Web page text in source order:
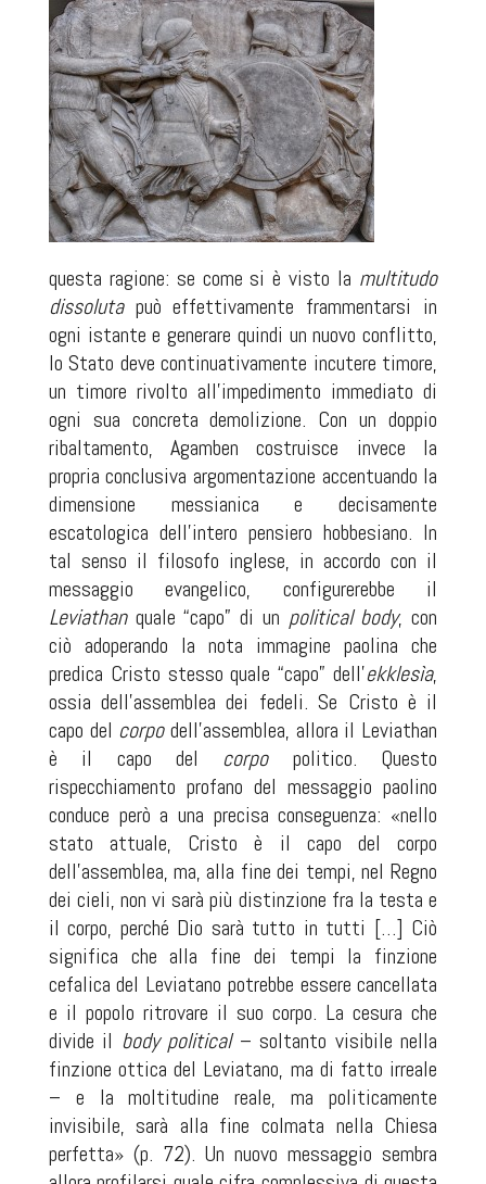
questa ragione: se come si è visto la multitudo
dissolutapuò effettivamente frammentarsi in
ogni istante e generare quindi un nuovo conflitto,
lo Stato deve continuativamente incutere timore,
un timore rivolto all’impedimento immediato di
ogni sua concreta demolizione. Con un doppio
ribaltamento, Agamben costruisce invece la
propria conclusiva argomentazione accentuando la
dimensione messianica e decisamente
escatologica dell’intero pensiero hobbesiano. In
tal senso il filosofo inglese, in accordo con il
messaggio evangelico, configurerebbe il
Leviathanquale “capo” di un political body, con
ciò adoperando la nota immagine paolina che
predica Cristo stesso quale “capo” dell’ekklesìa,
ossia dell’assemblea dei fedeli. Se Cristo è il
capo del corpodell’assemblea, allora il Leviathan
è il capo del corpopolitico. Questo
rispecchiamento profano del messaggio paolino
conduce però a una precisa conseguenza: «nello
stato attuale, Cristo è il capo del corpo
dell’assemblea, ma, alla fine dei tempi, nel Regno
dei cieli, non vi sarà più distinzione fra la testa e
il corpo, perché Dio sarà tutto in tutti […] Ciò
significa che alla fine dei tempi la finzione
cefalica del Leviatano potrebbe essere cancellata
e il popolo ritrovare il suo corpo. La cesura che
divide il body political– soltanto visibile nella
finzione ottica del Leviatano, ma di fatto irreale
– e la moltitudine reale, ma politicamente
invisibile, sarà alla fine colmata nella Chiesa
perfetta» (p. 72). Un nuovo messaggio sembra